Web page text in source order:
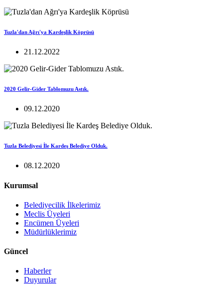
Tuzla'dan Ağrı'ya Kardeşlik Köprüsü
21.12.2022
2020 Gelir-Gider Tablomuzu Astık.
09.12.2020
Tuzla Belediyesi İle Kardeş Belediye Olduk.
08.12.2020
Kurumsal
Belediyecilik İlkelerimiz
Meclis Üyeleri
Encümen Üyeleri
Müdürlüklerimiz
Güncel
Haberler
Duyurular